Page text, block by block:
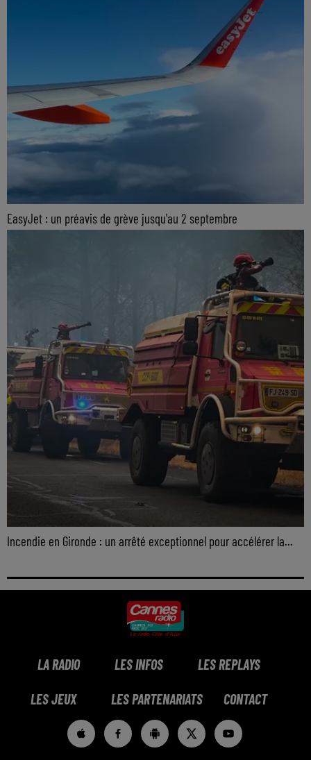
EasyJet : un préavis de grève jusqu'au 2 septembre
Incendie en Gironde : un arrêté exceptionnel pour accélérer la...
LA RADIO LES INFOS LES REPLAYS
LES JEUX LES PARTENARIATS CONTACT